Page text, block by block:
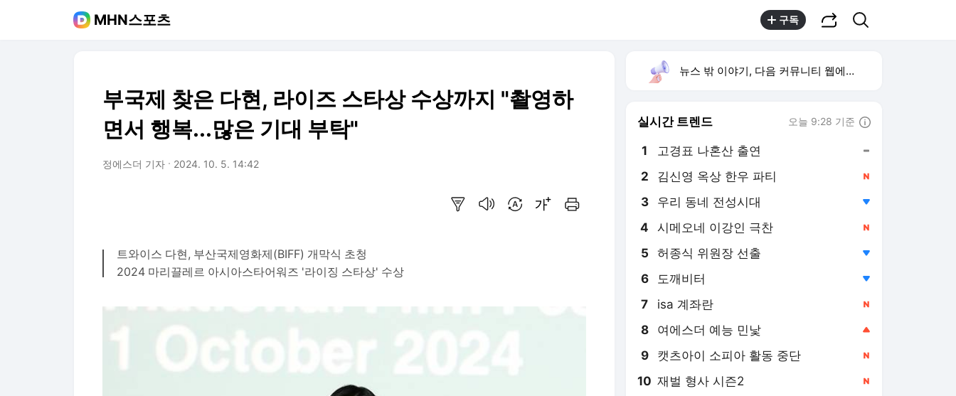
MHN스포츠 구독
부국제 찾은 다현, 라이즈 스타상 수상까지 "촬영하
면서 행복...많은 기대 부탁"
정에스더 기자 2024. 10. 5. 14:42
트와이스 다현, 부산국제영화제(BIFF) 개막식 초청
2024 마리끌레르 아시아스타어워즈 '라이징 스타상' 수상
뉴스 밖 이야기, 다음 커뮤니티 웹에서 보기
실시간 트렌드 오늘 9:28 기준
1 고경표 나혼산 출연
2 김신영 옥상 한우 파티
3 우리 동네 전성시대
4 시메오네 이강인 극찬
5 허종식 위원장 선출
6 도깨비터
7 isa 계좌란
8 여에스더 예능 민낯
9 캣츠아이 소피아 활동 중단
10 재벌 형사 시즌2